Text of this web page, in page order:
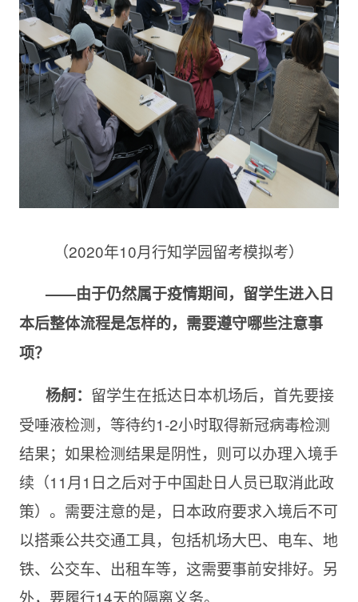
（2020年10月行知学园留考模拟考）
——由于仍然属于疫情期间，留学生进入日
本后整体流程是怎样的，需要遵守哪些注意事
项？
杨舸： 留学生在抵达日本机场后，首先要接
受唾液检测，等待约1-2小时取得新冠病毒检测
结果；如果检测结果是阴性，则可以办理入境手
续（11月1日之后对于中国赴日人员已取消此政
策）。需要注意的是，日本政府要求入境后不可
以搭乘公共交通工具，包括机场大巴、电车、地
铁、公交车、出租车等，这需要事前安排好。另
外，要履行14天的隔离义务。